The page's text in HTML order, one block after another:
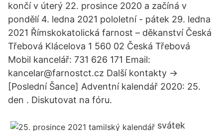
končí v úterý 22. prosince 2020 a začíná v
pondělí 4. ledna 2021 pololetní - pátek 29. ledna
2021 Římskokatolická farnost – děkanství Česká
Třebová Klácelova 1 560 02 Česká Třebová
Mobil kancelář: 731 626 171 Email:
kancelar@farnostct.cz Další kontakty ->
[Poslední Šance] Adventní kalendář 2020: 25.
den . Diskutovat na fóru.
svátek